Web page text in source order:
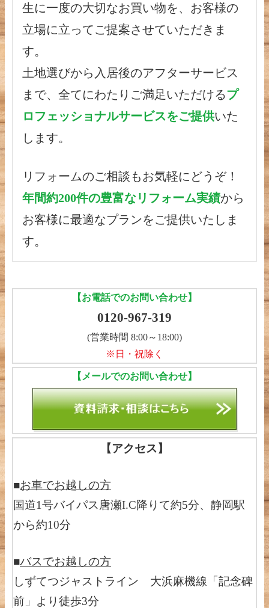
生に一度の大切なお買い物を、お客様の
立場に立ってご提案させていただきま
す。
土地選びから入居後のアフターサービス
まで、全てにわたりご満足いただけるプ
ロフェッショナルサービスをご提供いた
します。
リフォームのご相談もお気軽にどうぞ！
年間約200件の豊富なリフォーム実績から
お客様に最適なプランをご提供いたしま
す。
【お電話でのお問い合わせ】
0120-967-319
(営業時間 8:00～18:00)
※日・祝除く
【メールでのお問い合わせ】
【アクセス】
■お車でお越しの方
国道1号バイパス唐瀬I.C降りて約5分、静岡駅
から約10分
■バスでお越しの方
しずてつジャストライン 大浜麻機線「記念碑
前」より徒歩3分